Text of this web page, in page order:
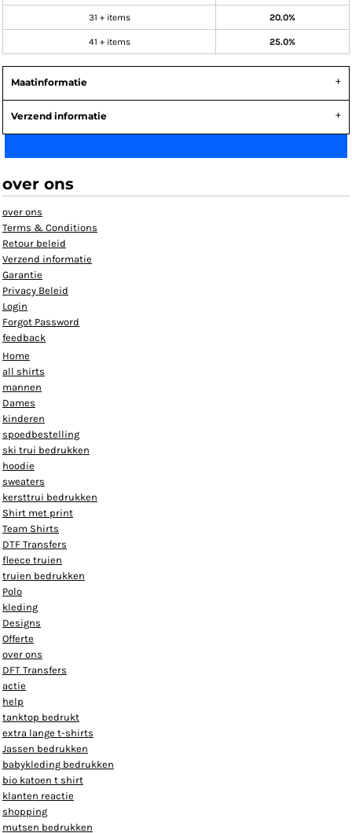
31 + items 20.0%
41 + items 25.0%
Maatinformatie
Verzend informatie
over ons
over ons
Terms & Conditions
Retour beleid
Verzend informatie
Garantie
Privacy Beleid
Login
Forgot Password
feedback
Home
all shirts
mannen
Dames
kinderen
spoedbestelling
ski trui bedrukken
hoodie
sweaters
kersttrui bedrukken
Shirt met print
Team Shirts
DTF Transfers
fleece truien
truien bedrukken
Polo
kleding
Designs
Offerte
over ons
DFT Transfers
actie
help
tanktop bedrukt
extra lange t-shirts
Jassen bedrukken
babykleding bedrukken
bio katoen t shirt
klanten reactie
shopping
mutsen bedrukken